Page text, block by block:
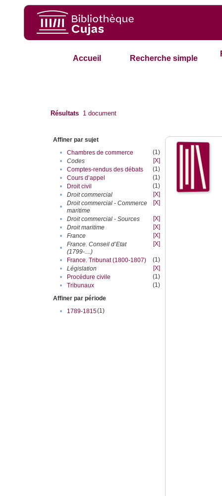
Accueil Recherche simple
Résultats 1 document
Affiner par sujet
•
Chambres de commerce
(1)
•
Codes
[X]
•
Comptes-rendus des débats
(1)
•
Cours d’appel
(1)
•
Droit civil
(1)
•
Droit commercial
[X]
•
Droit commercial - Commerce
maritime
[X]
• Droit commercial - Sources
[X]
•
Droit maritime
[X]
•
France
[X]
•
France. Conseil d’Etat
(1799-....)
[X]
• France. Tribunat (1800-1807)
(1)
•
Législation
[X]
•
Procédure civile
(1)
•
Tribunaux
(1)
Affiner par période
•
1789-1815(1)